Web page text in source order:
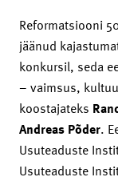
Reformatsiooni
jäänud
konkursil, seda
– vaimsus,
koostajateks
Andreas Põder.
Usuteaduste
Usuteaduste